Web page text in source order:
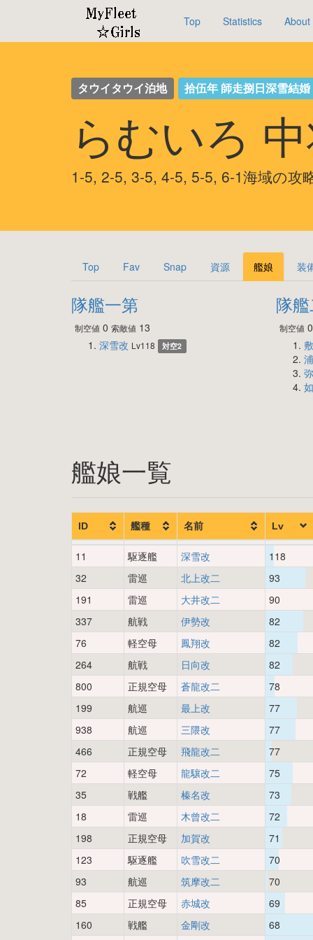
Top Statistics About
タウイタウイ泊地 拾伍年 師走捌日深雪結婚
らむいろ
1-5, 2-5, 3-5, 4-5, 5-5, 6-1海域の攻
Top Fav Snap 資源 艦娘 装
隊艦一第
制空値 0 索敵値 13
深雪改 Lv118 対空2
隊
制空値
艦娘一覧
ID 艦種 名前 Lv
11 駆逐艦 深雪改
118
32
雷巡 北上改二
93
191
雷巡 大井改二
90
337
航戦 伊勢改
82
76
軽空母 鳳翔改
82
264
航戦 日向改
82
800
正規空母 蒼龍改二
78
199
航巡 最上改
77
938
航巡 三隈改
77
466
正規空母 飛龍改二
77
72
軽空母 龍驤改二
75
35
戦艦 榛名改
73
18
雷巡 木曾改二
72
198
正規空母 加賀改
71
123
駆逐艦 吹雪改二
70
93
航巡 筑摩改二
70
85
正規空母 赤城改
69
160
戦艦 金剛改
68